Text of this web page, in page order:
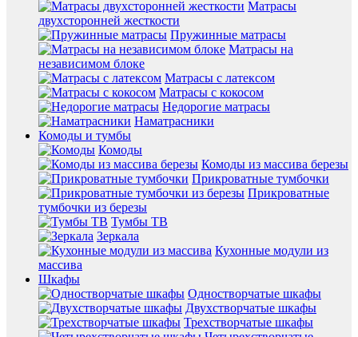
Матрасы
двухсторонней жесткости
Пружинные матрасы
Матрасы на
независимом блоке
Матрасы с латексом
Матрасы с кокосом
Недорогие матрасы
Наматрасники
Комоды и тумбы
Комоды
Комоды из массива березы
Прикроватные тумбочки
Прикроватные
тумбочки из березы
Тумбы ТВ
Зеркала
Кухонные модули из
массива
Шкафы
Одностворчатые шкафы
Двухстворчатые шкафы
Трехстворчатые шкафы